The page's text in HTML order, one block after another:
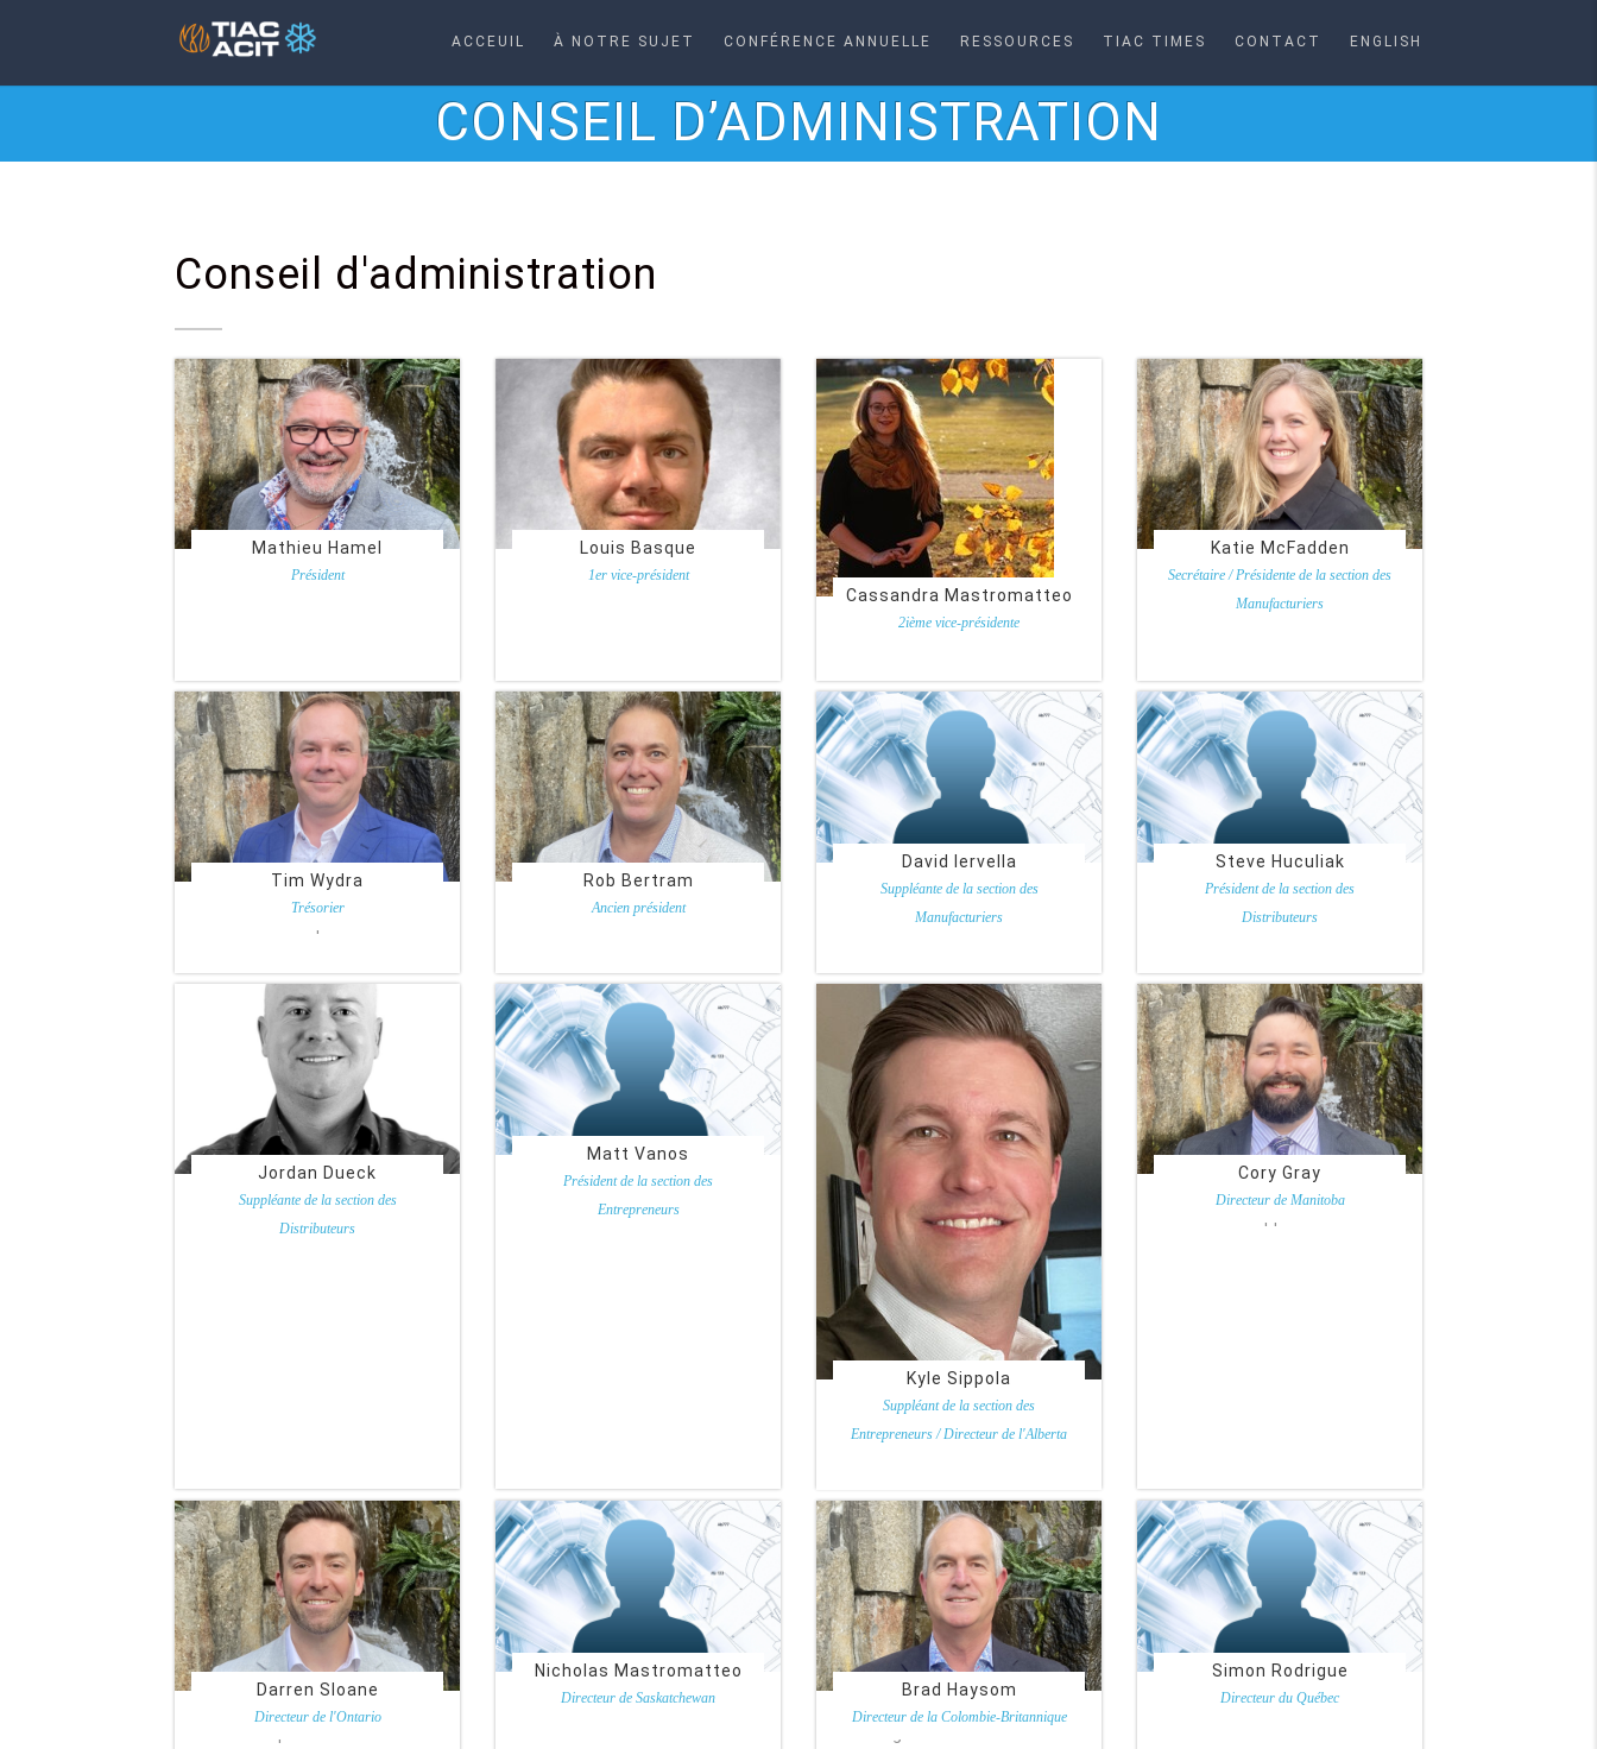
ACCEUIL À NOTRE SUJET CONFÉRENCE ANNUELLE RESSOURCES TIAC TIMES CONTACT ENGLISH
CONSEIL D’ADMINISTRATION
Conseil d'administration
Mathieu Hamel
Président
Louis Basque
1er vice-président
Cassandra Mastromatteo
2ième vice-présidente
Katie McFadden
Secrétaire / Présidente de la section des
Manufacturiers
Armacell.
Tim Wydra
Trésorier
Rob Bertram
Ancien président
David Iervella
Suppléante de la section des
Manufacturiers
Knauf
Steve Huculiak
Président de la section des
Distributeurs
Jordan Dueck
Suppléante de la section des
Distributeurs
Matt Vanos
Président de la section des
Entrepreneurs
Vanos Insulation
Kyle Sippola
Suppléant de la section des
Entrepreneurs / Directeur de l'Alberta
Cory Gray
Directeur de Manitoba
Darren Sloane
Directeur de l'Ontario
Nicholas Mastromatteo
Directeur de Saskatchewan Brad Haysom
Directeur de la Colombie-Britannique
Simon Rodrigue
Directeur du Québec